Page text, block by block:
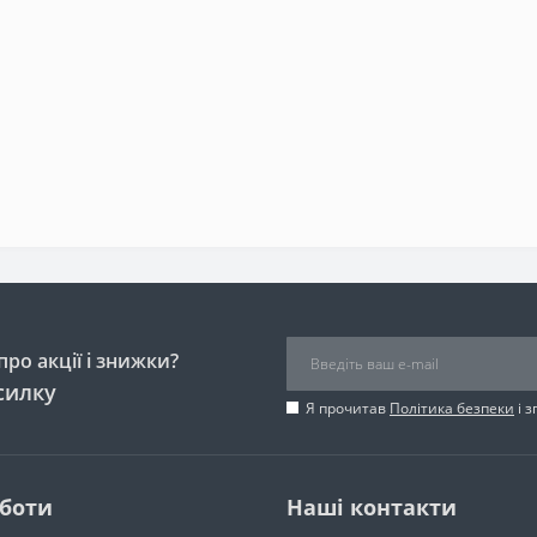
акції і знижки?
Я прочитав Політика безпеки і
Наші контакти